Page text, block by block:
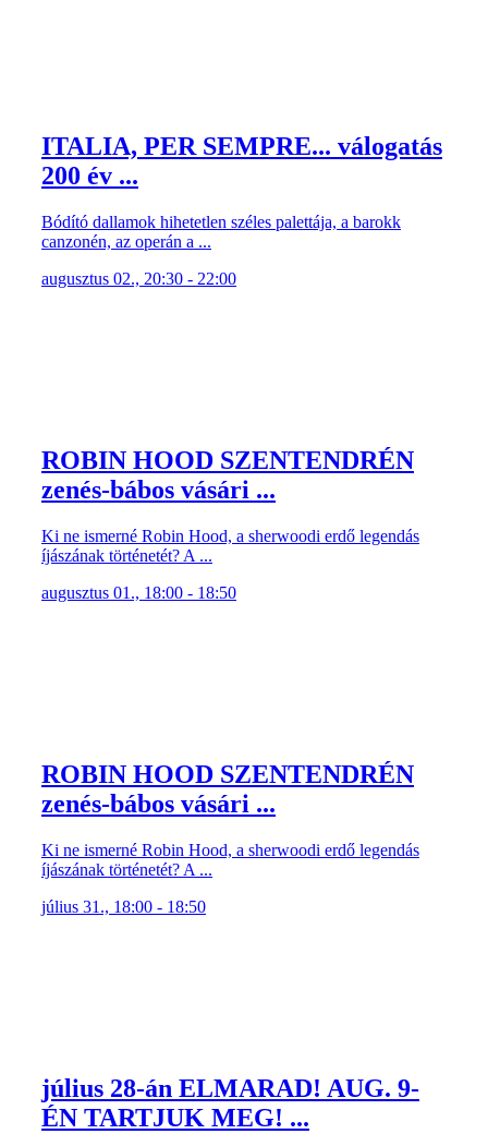
ITALIA, PER SEMPRE... válogatás
200 év ...
Bódító dallamok hihetetlen széles palettája, a barokk
canzonén, az operán a ...
augusztus 02., 20:30 - 22:00
ROBIN HOOD SZENTENDRÉN
zenés-bábos vásári ...
Ki ne ismerné Robin Hood, a sherwoodi erdő legendás
íjászának történetét? A ...
augusztus 01., 18:00 - 18:50
ROBIN HOOD SZENTENDRÉN
zenés-bábos vásári ...
Ki ne ismerné Robin Hood, a sherwoodi erdő legendás
íjászának történetét? A ...
július 31., 18:00 - 18:50
július 28-án ELMARAD! AUG. 9-
ÉN TARTJUK MEG! ...